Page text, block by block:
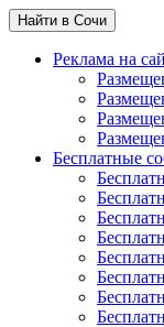
Найти в Сочи
Реклама на
Бесплатные